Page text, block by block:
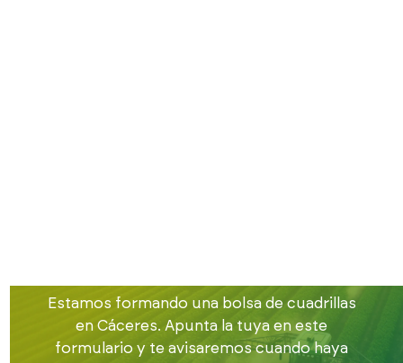
Estamos formando una bolsa de cuadrillas
en Cáceres. Apunta la tuya en este
formulario y te avisaremos cuando haya